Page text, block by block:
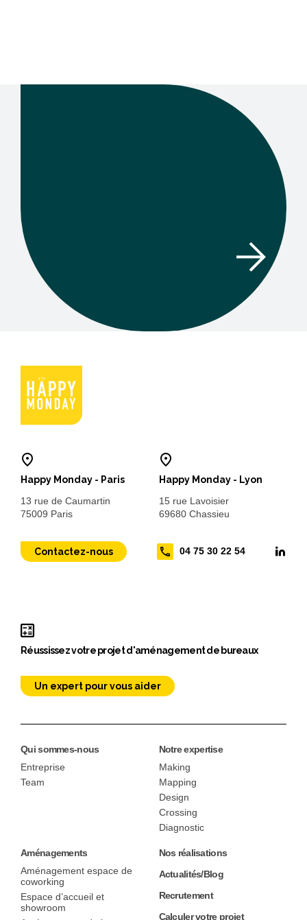
Happy Monday - Paris
13 rue de Caumartin
75009 Paris
Happy Monday - Lyon
15 rue Lavoisier
69680 Chassieu
Contactez-nous 04 75 30 22 54
Réussissez votre projet d'aménagement de bureaux
Un expert pour vous aider
Qui sommes-nous
Entreprise
Team
Notre expertise
Making
Mapping
Design
Crossing
Diagnostic
Aménagements
Aménagement espace de
coworking
Espace d’accueil et
showroom
Nos réalisations
Actualités/Blog
Recrutement
Calculer votre projet